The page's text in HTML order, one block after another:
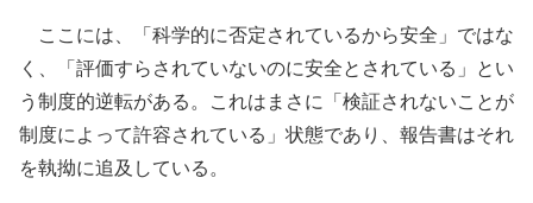
ここには、「科学的に否定されているから安全」ではな
く、「評価すらされていないのに安全とされている」とい
う制度的逆転がある。これはまさに「検証されないことが
制度によって許容されている」状態であり、報告書はそれ
を執拗に追及している。